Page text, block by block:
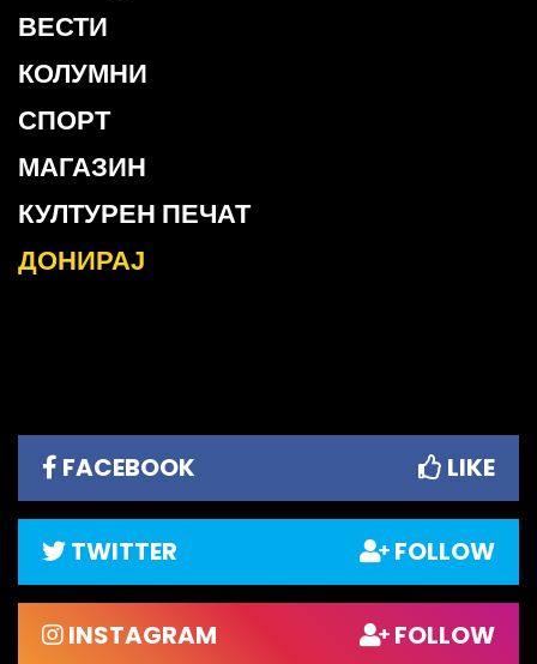
ВЕСТИ
КОЛУМНИ
СПОРТ
МАГАЗИН
КУЛТУРЕН ПЕЧАТ
ДОНИРАЈ
FACEBOOK LIKE
TWITTER FOLLOW
INSTAGRAM FOLLOW